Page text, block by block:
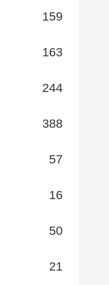
159
163
244
388
57
16
50
21